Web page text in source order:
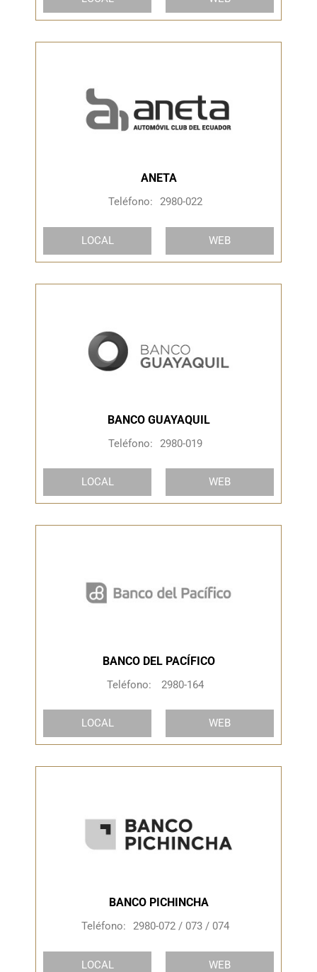
ANETA
Teléfono: 2980-022
LOCAL WEB
BANCO GUAYAQUIL
Teléfono: 2980-019
LOCAL WEB
BANCO DEL PACÍFICO
Teléfono: 2980-164
LOCAL WEB
BANCO PICHINCHA
Teléfono: 2980-072 / 073 / 074
LOCAL WEB